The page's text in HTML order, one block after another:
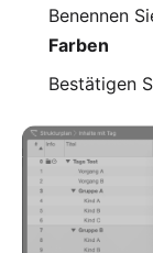
Benennen
Farben
Bestätigen